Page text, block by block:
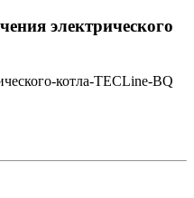
электрического